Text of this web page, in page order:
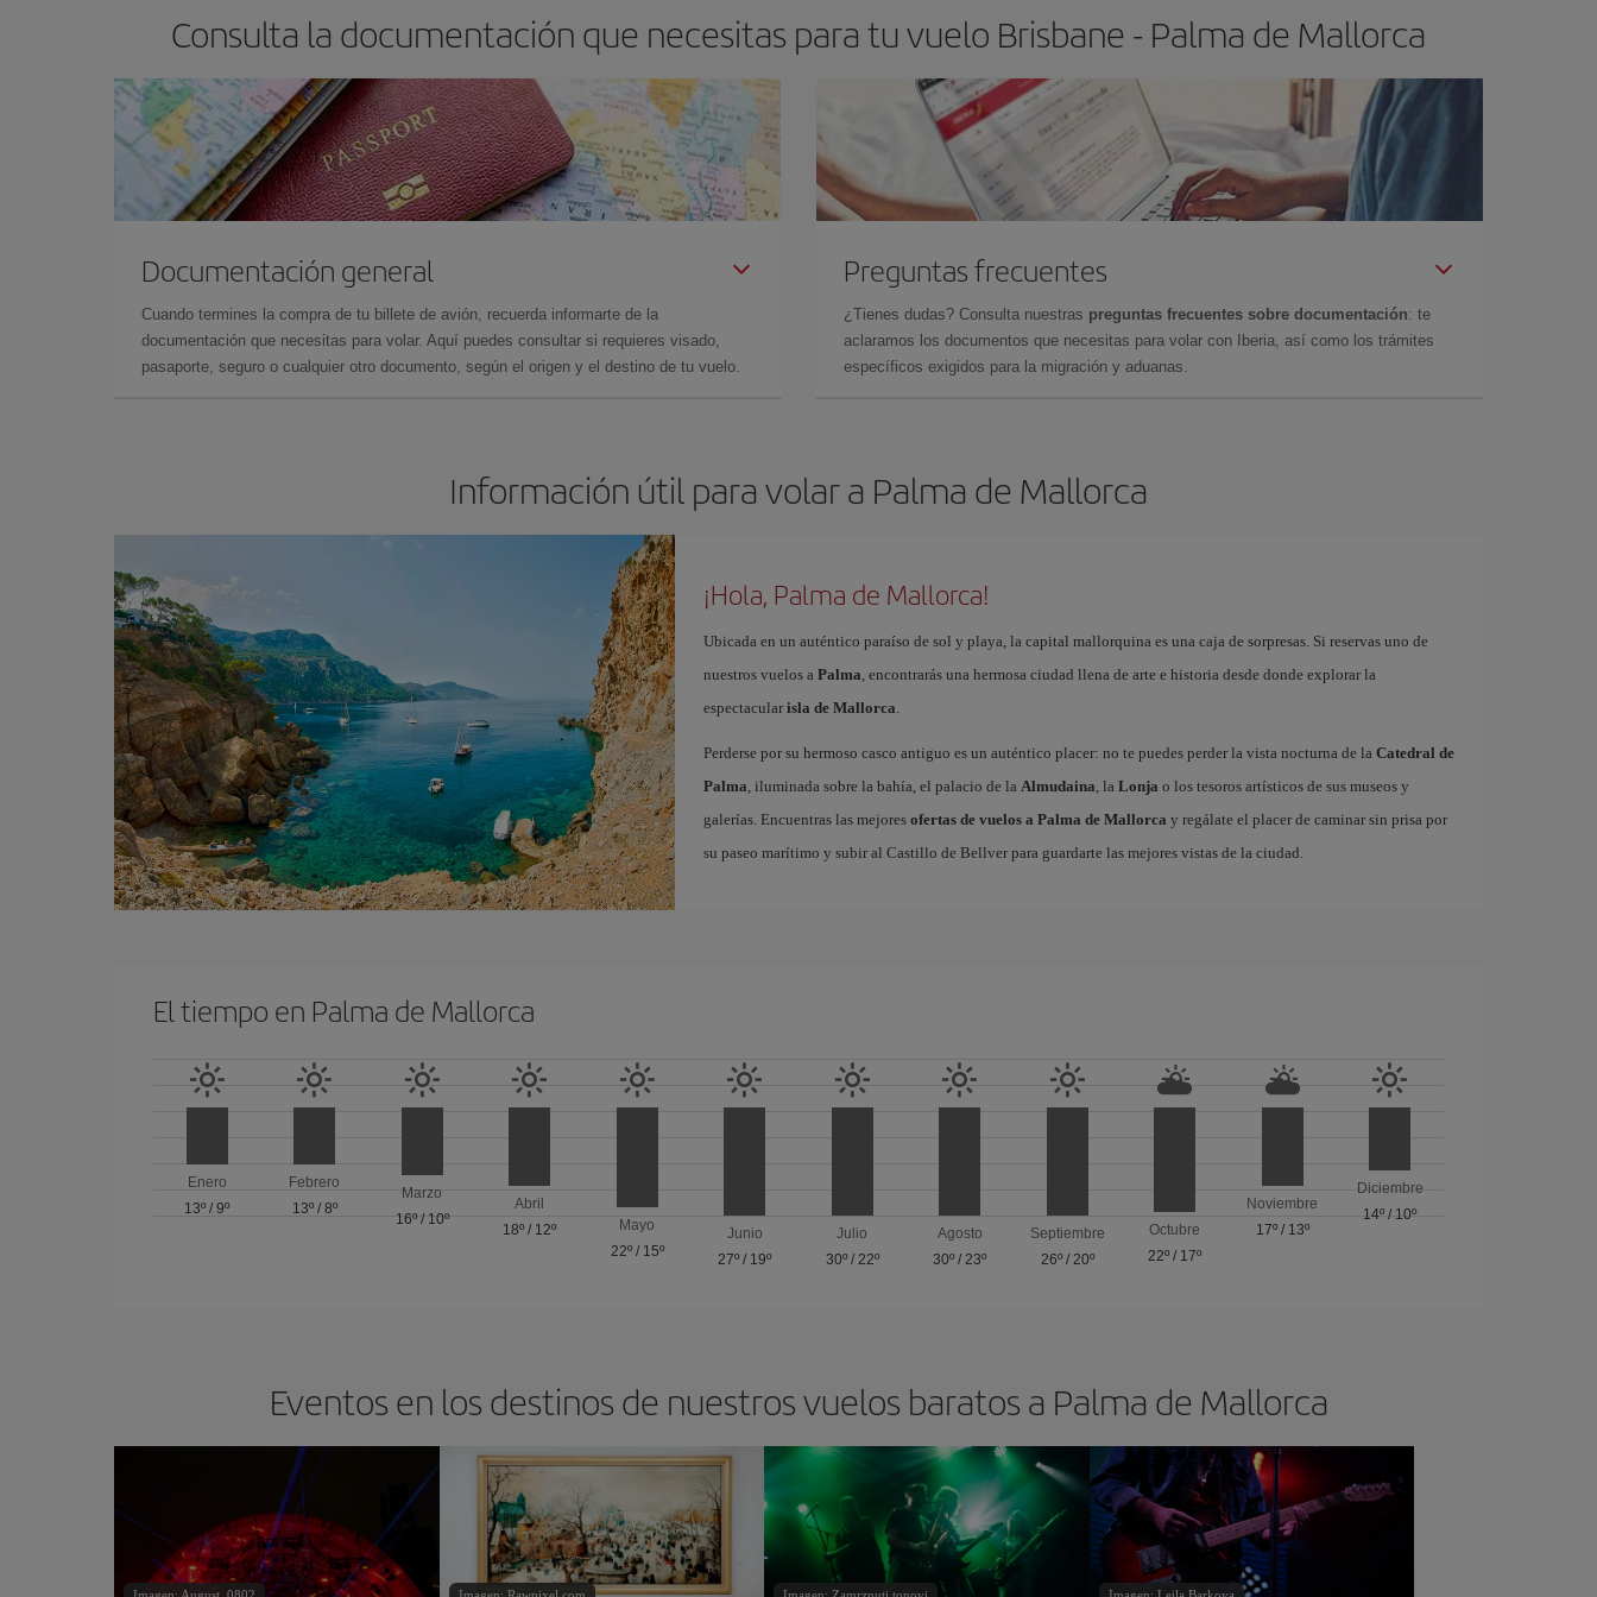
Consulta la documentación que necesitas para tu vuelo Brisbane - Palma de Mallorca
Documentación general
Cuando termines la compra de tu billete de avión, recuerda informarte de la
documentación que necesitas para volar. Aquí puedes consultar si requieres visado,
pasaporte, seguro o cualquier otro documento, según el origen y el destino de tu vuelo.
Preguntas frecuentes
¿Tienes dudas? Consulta nuestras preguntas frecuentes sobre documentación: te
aclaramos los documentos que necesitas para volar con Iberia, así como los trámites
específicos exigidos para la migración y aduanas.
Información útil para volar a Palma de Mallorca
¡Hola, Palma de Mallorca!
Ubicada en un auténtico paraíso de sol y playa, la capital mallorquina es una caja de sorpresas. Si reservas uno de
nuestros vuelos a Palma, encontrarás una hermosa ciudad llena de arte e historia desde donde explorar la
espectacular isla de Mallorca.
Perderse por su hermoso casco antiguo es un auténtico placer: no te puedes perder la vista nocturna de la Catedral de
Palma, iluminada sobre la bahía, el palacio de la Almudaina, la Lonja o los tesoros artísticos de sus museos y
galerías. Encuentras las mejores ofertas de vuelos a Palma de Mallorca y regálate el placer de caminar sin prisa por
su paseo marítimo y subir al Castillo de Bellver para guardarte las mejores vistas de la ciudad.
El tiempo en Palma de Mallorca
Enero
13º /9º
Febrero
13º/ 8º
Marzo
16º/ 10º
Abril
18º / 12º
Mayo
22º/ 15º
Junio
27º / 19º
Julio
30º/ 22º
Agosto
30º /23º
Septiembre
26º/ 20º
Octubre
22º / 17º
Noviembre
17º/ 13º
Diciembre
14º / 10º
Eventos en los destinos de nuestros vuelos baratos a Palma de Mallorca